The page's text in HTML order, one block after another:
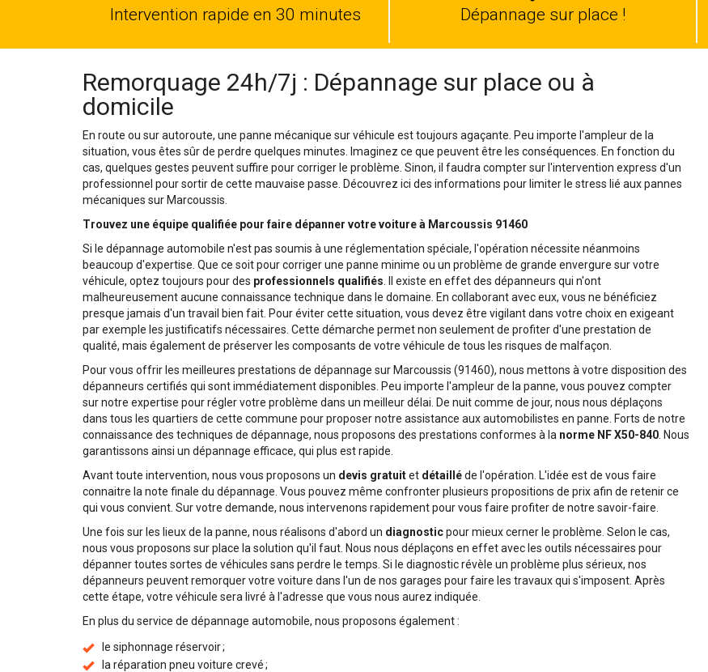
Intervention rapide en 30 minutes
auto
Dépannage sur place !
Remorquage 24h/7j : Dépannage sur place ou à
domicile
En route ou sur autoroute, une panne mécanique sur véhicule est toujours agaçante. Peu importe l'ampleur de la
situation, vous êtes sûr de perdre quelques minutes. Imaginez ce que peuvent être les conséquences. En fonction du
cas, quelques gestes peuvent suffire pour corriger le problème. Sinon, il faudra compter sur l'intervention express d'un
professionnel pour sortir de cette mauvaise passe. Découvrez ici des informations pour limiter le stress lié aux pannes
mécaniques sur Marcoussis.
Trouvez une équipe qualifiée pour faire dépanner votre voiture à Marcoussis 91460
Si le dépannage automobile n'est pas soumis à une réglementation spéciale, l'opération nécessite néanmoins
beaucoup d'expertise. Que ce soit pour corriger une panne minime ou un problème de grande envergure sur votre
véhicule, optez toujours pour des professionnels qualifiés . Il existe en effet des dépanneurs qui n'ont
malheureusement aucune connaissance technique dans le domaine. En collaborant avec eux, vous ne bénéficiez
presque jamais d'un travail bien fait. Pour éviter cette situation, vous devez être vigilant dans votre choix en exigeant
par exemple les justificatifs nécessaires. Cette démarche permet non seulement de profiter d'une prestation de
qualité, mais également de préserver les composants de votre véhicule de tous les risques de malfaçon.
Pour vous offrir les meilleures prestations de dépannage sur Marcoussis (91460), nous mettons à votre disposition des
dépanneurs certifiés qui sont immédiatement disponibles. Peu importe l'ampleur de la panne, vous pouvez compter
sur notre expertise pour régler votre problème dans un meilleur délai. De nuit comme de jour, nous nous déplaçons
dans tous les quartiers de cette commune pour proposer notre assistance aux automobilistes en panne. Forts de notre
connaissance des techniques de dépannage, nous proposons des prestations conformes à la norme NF X50-840 . Nous
garantissons ainsi un dépannage efficace, qui plus est rapide.
Avant toute intervention, nous vous proposons un devis gratuitet détailléde l'opération. L'idée est de vous faire
connaitre la note finale du dépannage. Vous pouvez même confronter plusieurs propositions de prix afin de retenir ce
qui vous convient. Sur votre demande, nous intervenons rapidement pour vous faire profiter de notre savoir-faire.
Une fois sur les lieux de la panne, nous réalisons d'abord un diagnosticpour mieux cerner le problème. Selon le cas,
nous vous proposons sur place la solution qu'il faut. Nous nous déplaçons en effet avec les outils nécessaires pour
dépanner toutes sortes de véhicules sans perdre le temps. Si le diagnostic révèle un problème plus sérieux, nos
dépanneurs peuvent remorquer votre voiture dans l'un de nos garages pour faire les travaux qui s'imposent. Après
cette étape, votre véhicule sera livré à l'adresse que vous nous aurez indiquée.
En plus du service de dépannage automobile, nous proposons également :
le siphonnage réservoir ;
la réparation pneu voiture crevé ;